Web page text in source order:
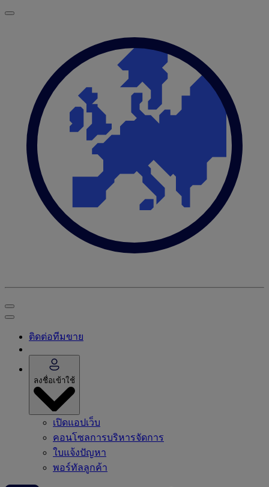
ติดต่อทีมขาย
ลงชื่อเข้าใช้
เปิดแอปเว็บ
คอนโซลการบริหารจัดการ
ใบแจ้งปัญหา
พอร์ทัลลูกค้า